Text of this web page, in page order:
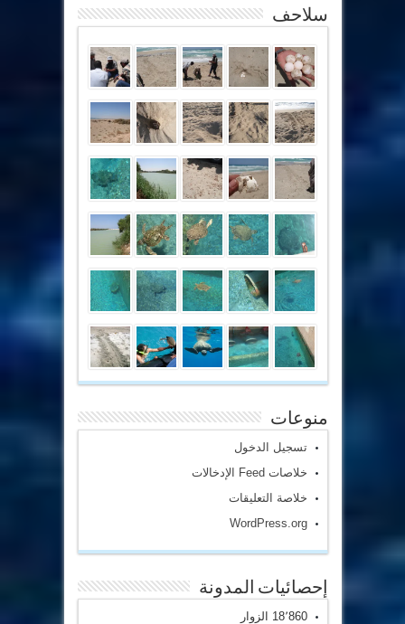
سلاحف
منوعات
تسجيل الدخول
خلاصات Feed الإدخالات
خلاصة التعليقات
WordPress.org
إحصائيات المدونة
18٬860 الزوار